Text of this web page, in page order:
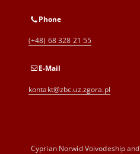
Phone
(+48) 68 328 21 55
E-Mail
kontakt@zbc.uz.zgora.pl
Cyprian Norwid Voivodeship and